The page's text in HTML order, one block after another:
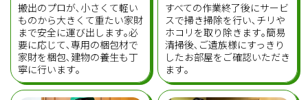
搬出のプロが､小さくて軽い
ものから大きくて重たい家財
まで安全に運び出します｡必
要に応じて､専用の梱包材で
家財を梱包､建物の養生も丁
寧に行います｡
すべての作業終了後にサービ
スで掃き掃除を行い､チリや
ホコリを取り除きます｡簡易
清掃後､ご遺族様にすっきり
したお部屋をご確認いただき
ます｡